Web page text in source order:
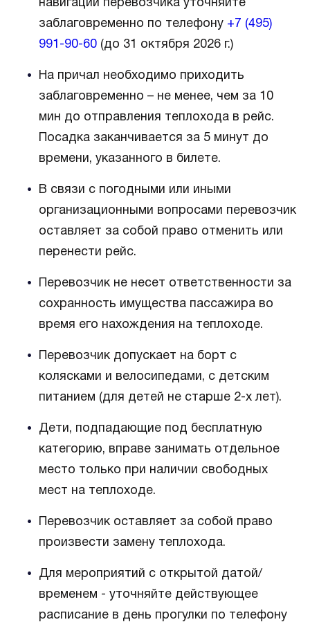
навигации перевозчика уточняйте
заблаговременно по телефону +7 (495)
991-90-60(до 31 октября 2026 г.)
На причал необходимо приходить
заблаговременно – не менее, чем за 10
мин до отправления теплохода в рейс.
Посадка заканчивается за 5 минут до
времени, указанного в билете.
В связи с погодными или иными
организационными вопросами перевозчик
оставляет за собой право отменить или
перенести рейс.
Перевозчик не несет ответственности за
сохранность имущества пассажира во
время его нахождения на теплоходе.
Перевозчик допускает на борт с
колясками и велосипедами, с детским
питанием (для детей не старше 2-х лет).
Дети, подпадающие под бесплатную
категорию, вправе занимать отдельное
место только при наличии свободных
мест на теплоходе.
Перевозчик оставляет за собой право
произвести замену теплохода.
Для мероприятий с открытой датой/
временем - уточняйте действующее
расписание в день прогулки по телефону